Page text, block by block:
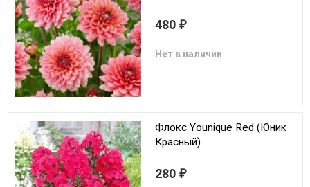
480 ₽
Нет в наличии
Флокс Younique Red (Юник
Красный)
280 ₽